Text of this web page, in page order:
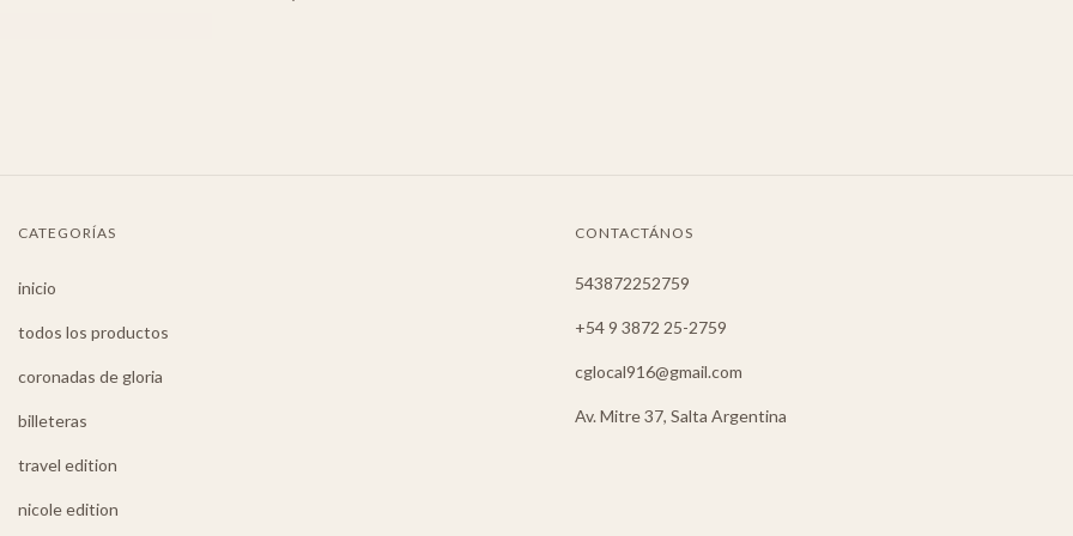
CATEGORÍAS
inicio
todos los productos
coronadas de gloria
billeteras
travel edition
nicole edition
CONTACTÁNOS
543872252759
+54 9 3872 25-2759
cglocal916@gmail.com
Av. Mitre 37, Salta Argentina